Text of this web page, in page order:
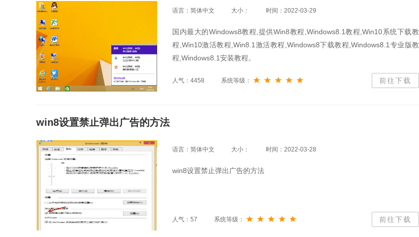
语言：简体中文 大小： 时间：2022-03-29
国内最大的Windows8教程,提供Win8教程,Windows8.1教程,Win10系统下载教
程,Win10激活教程,Win8.1激活教程,Windows8下载教程,Windows8.1专业版教
程,Windows8.1安装教程。
前往下载
人气：4458 系统等级：
win8设置禁止弹出广告的方法
语言：简体中文 大小： 时间：2022-03-28
win8设置禁止弹出广告的方法
前往下载
人气：57 系统等级：